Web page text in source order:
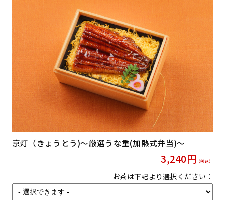
京灯（きょうとう)〜厳選うな重(加熱式弁当)〜
3,240円 （税込）
お茶は下記より選択ください：